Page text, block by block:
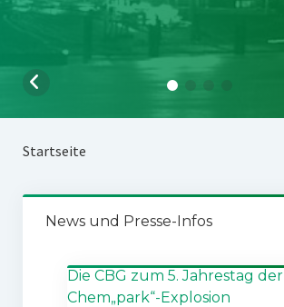
Startseite
News und Presse-Infos
Die CBG zum 5. Jahrestag der
Chem„park“-Explosion